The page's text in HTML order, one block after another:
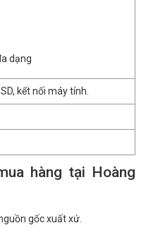
dạng
kết nối máy tính.
hàng tại Hoàng
gốc xuất xứ.